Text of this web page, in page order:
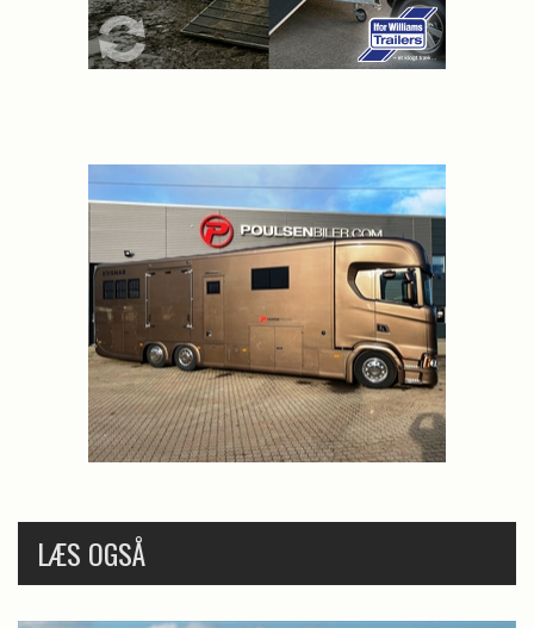
LÆS OGSÅ